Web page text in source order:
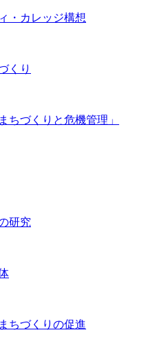
・カレッジ構想
くり
ちづくりと危機管理」
研究
ちづくりの促進